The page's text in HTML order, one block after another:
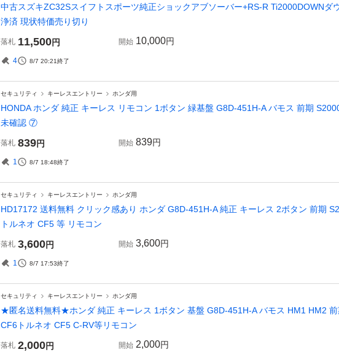
中古スズキZC32Sスイフトスポーツ純正ショックアブソーバー+RS-R Ti2000DOWNダ
浄済 現状特価売り切り
落札 11,500円 開始 10,000円
4 8/7 20:21終了
セキュリティ キーレスエントリー ホンダ用
HONDA ホンダ 純正 キーレス リモコン 1ボタン 緑基盤 G8D-451H-A バモス 前期
未確認 ⑦
落札 839円 開始 839円
1 8/7 18:48終了
セキュリティ キーレスエントリー ホンダ用
HD17172 送料無料 クリック感あり ホンダ G8D-451H-A 純正 キーレス 2ボタン 前期
トルネオ CF5 等 リモコン
落札 3,600円 開始 3,600円
1 8/7 17:53終了
セキュリティ キーレスエントリー ホンダ用
★匿名送料無料★ホンダ 純正 キーレス 1ボタン 基盤 G8D-451H-A バモス HM1 HM2 前
CF6トルネオ CF5 C-RV等リモコン
落札 2,000円 開始 2,000円